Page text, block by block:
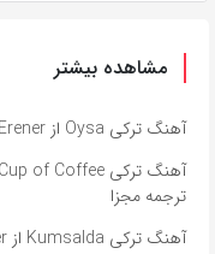
مشاهده بیشتر
آهنگ ترکی Oysa از Sertab Erener به همراه متن و ترجمه مجزا
ترجمه مجزا
آهنگ ترکی Kumsalda از Sertab Erener به همراه متن و ترجمه مجزا